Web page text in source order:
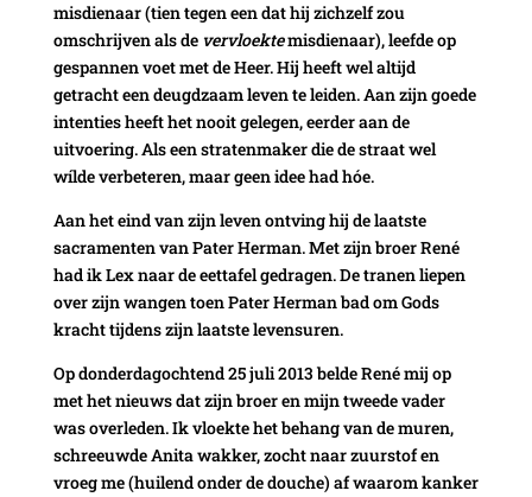
misdienaar (tien tegen een dat hij zichzelf zou
omschrijven als de vervloektemisdienaar), leefde op
gespannen voet met de Heer. Hij heeft wel altijd
getracht een deugdzaam leven te leiden. Aan zijn goede
intenties heeft het nooit gelegen, eerder aan de
uitvoering. Als een stratenmaker die de straat wel
wílde verbeteren, maar geen idee had hóe.
Aan het eind van zijn leven ontving hij de laatste
sacramenten van Pater Herman. Met zijn broer René
had ik Lex naar de eettafel gedragen. De tranen liepen
over zijn wangen toen Pater Herman bad om Gods
kracht tijdens zijn laatste levensuren.
Op donderdagochtend 25 juli 2013 belde René mij op
met het nieuws dat zijn broer en mijn tweede vader
was overleden. Ik vloekte het behang van de muren,
schreeuwde Anita wakker, zocht naar zuurstof en
vroeg me (huilend onder de douche) af waarom kanker